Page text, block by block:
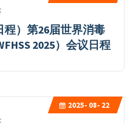
程）第26届世界消毒
2025）会议日程
2025- 08- 22